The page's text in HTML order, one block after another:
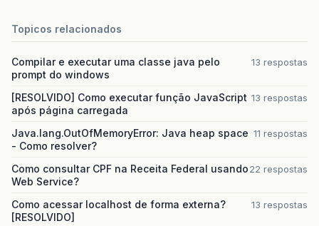
Topicos relacionados
Compilar e executar uma classe java pelo
prompt do windows
13 respostas
[RESOLVIDO] Como executar função JavaScript
após página carregada
13 respostas
Java.lang.OutOfMemoryError: Java heap space
- Como resolver?
11 respostas
Como consultar CPF na Receita Federal usando
Web Service?
22 respostas
Como acessar localhost de forma externa?
[RESOLVIDO]
13 respostas